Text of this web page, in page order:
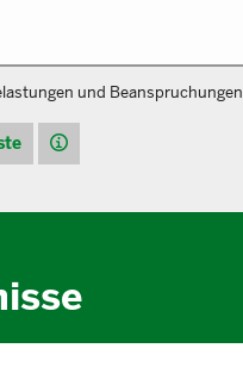
und Beanspruchungen
Hilfe